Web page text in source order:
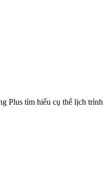
Plus tìm hiểu cụ thể lịch trình